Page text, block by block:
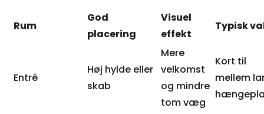
Rum
God
placering
Visuel
effekt
Typisk
Entré
Høj hylde eller
skab
Mere
velkomst
og mindre
tom væg
Kort til
mellem